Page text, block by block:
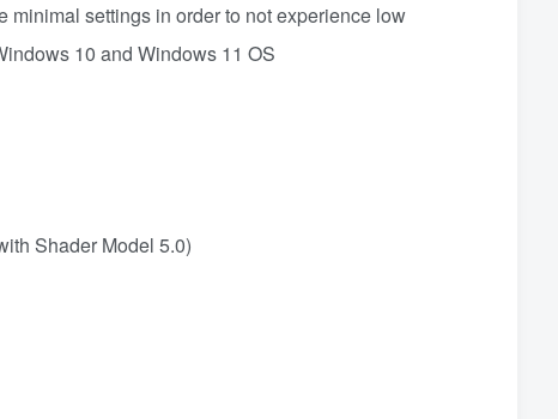
minimal settings in order to not experience low
10 and Windows 11 OS
Shader Model 5.0)